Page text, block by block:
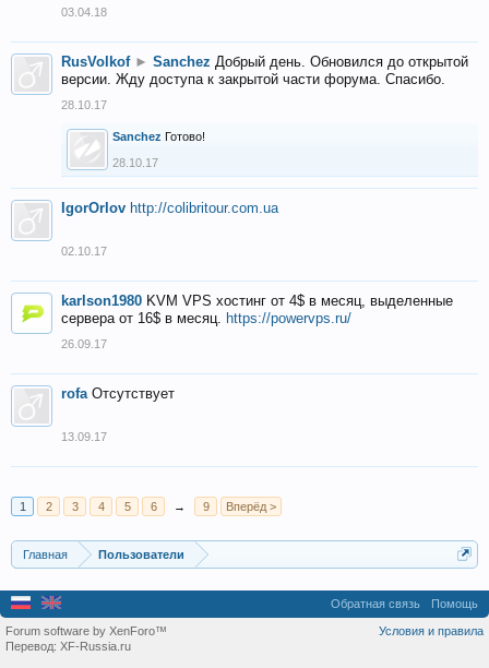
03.04.18
RusVolkof ► Sanchez Добрый день. Обновился до открытой
версии. Жду доступа к закрытой части форума. Спасибо.
28.10.17
Sanchez Готово!
28.10.17
IgorOrlov http://colibritour.com.ua
02.10.17
karlson1980 KVM VPS хостинг от 4$ в месяц, выделенные
сервера от 16$ в месяц. https://powervps.ru/
26.09.17
rofa Отсутствует
13.09.17
1 2 3 4 5 6 → 9 Вперёд >
Главная Пользователи
Обратная связь Помощь
Условия и правила
Forum software by XenForo™
Перевод: XF-Russia.ru